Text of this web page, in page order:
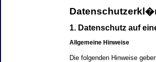
1. Datenschutz auf
Allgemeine Hinweise
Die folgenden Hinweise